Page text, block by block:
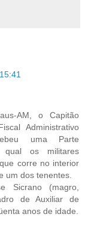
AM, o Capitão
Administrativo
uma Parte
qual os militares
corre no interior
um dos tenentes.
Sicrano (magro,
de Auxiliar de
anos de idade.